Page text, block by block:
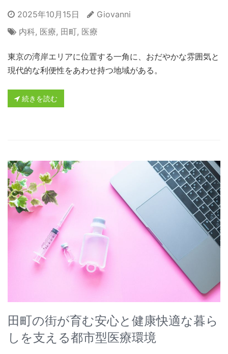
2025年10月15日
Giovanni
内科, 医療, 田町, 医療
東京の湾岸エリアに位置する一角に、おだやかな雰囲気と
現代的な利便性をあわせ持つ地域がある。
続きを読む
田町の街が育む安心と健康快適な暮ら
しを支える都市型医療環境